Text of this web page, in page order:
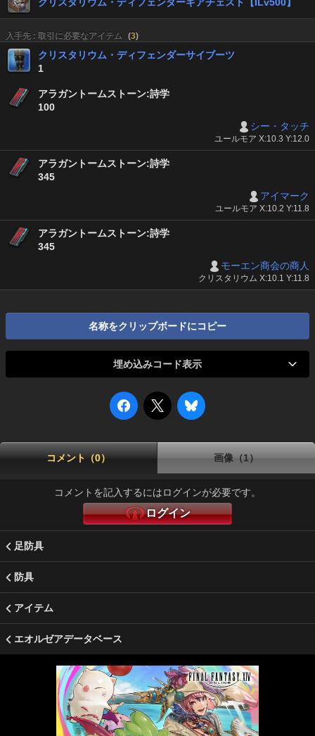
入手先 : 取引に必要なアイテム (3)
クリスタリウム・ディフェンダーサイブーツ
1
アラガントームストーン:詩学
100
シー・タッチ
ユールモア X:10.3 Y:12.0
アラガントームストーン:詩学
345
アイマーク
ユールモア X:10.2 Y:11.8
アラガントームストーン:詩学
345
モーエン商会の商人
クリスタリウム X:10.1 Y:11.8
名称をクリップボードにコピー
埋め込みコード表示
コメント（0） 画像（1）
コメントを記入するにはログインが必要です。
ログイン
足防具
防具
アイテム
エオルゼアデータベース